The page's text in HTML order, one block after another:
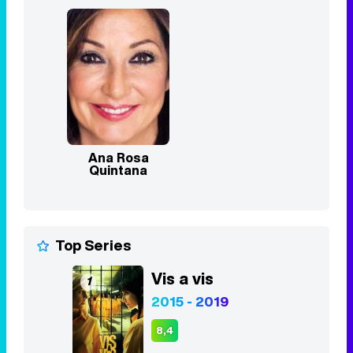
Ana Rosa
Quintana
Top Series
1 Vis a vis
2015 - 2019
8,4